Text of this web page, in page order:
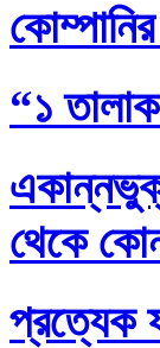
“১
থেকে
প্রত্যেক